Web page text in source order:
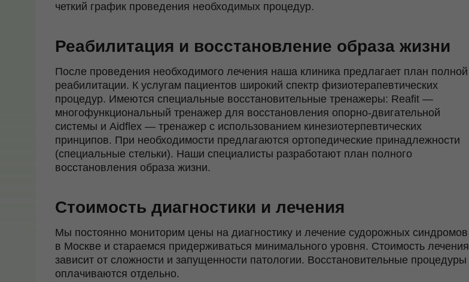
четкий график проведения необходимых процедур.
Реабилитация и восстановление образа жизни
После проведения необходимого лечения наша клиника предлагает план полной
реабилитации. К услугам пациентов широкий спектр физиотерапевтических
процедур. Имеются специальные восстановительные тренажеры: Reafit —
многофункциональный тренажер для восстановления опорно-двигательной
системы и Aidflex — тренажер с использованием кинезиотерпевтических
принципов. При необходимости предлагаются ортопедические принадлежности
(специальные стельки). Наши специалисты разработают план полного
восстановления образа жизни.
Стоимость диагностики и лечения
Мы постоянно мониторим цены на диагностику и лечение судорожных синдромов
в Москве и стараемся придерживаться минимального уровня. Стоимость лечения
зависит от сложности и запущенности патологии. Восстановительные процедуры
оплачиваются отдельно.